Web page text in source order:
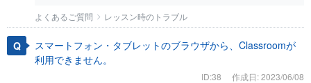
よくあるご質問
レッスン時のトラブル
スマートフォン・タブレットのブラウザから、Classroomが
利用できません。
ID:38
作成日: 2023/06/08